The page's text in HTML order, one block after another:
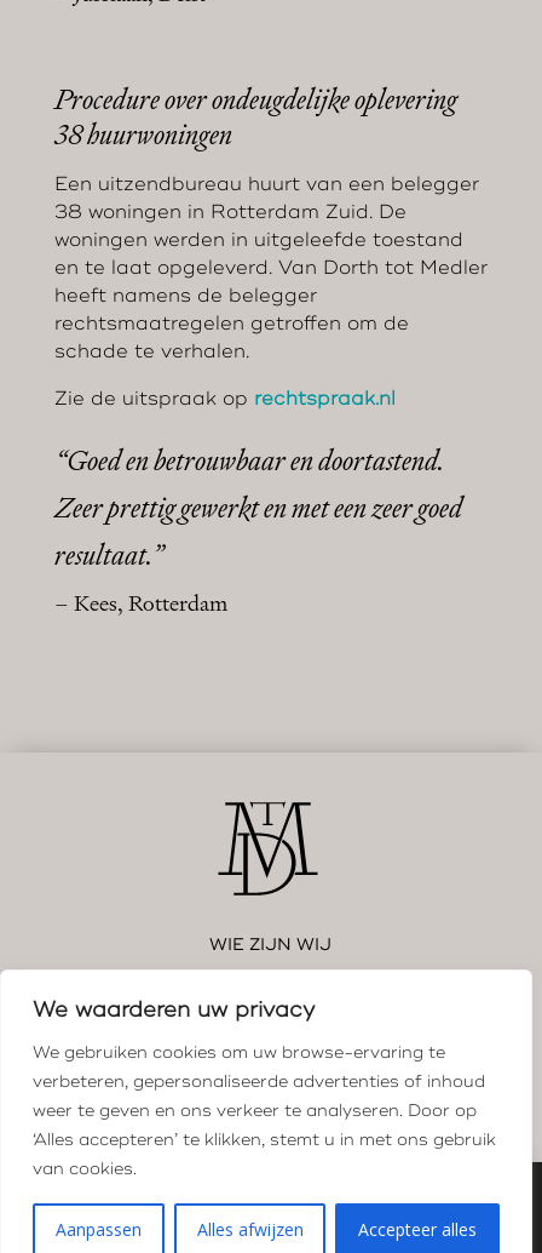
We waarderen uw privacy
We gebruiken cookies om uw browse-ervaring te
verbeteren, gepersonaliseerde advertenties of inhoud
weer te geven en ons verkeer te analyseren. Door op
‘Alles accepteren’ te klikken, stemt u in met ons gebruik
van cookies.
Aanpassen Alles afwijzen Accepteer alles
Procedure over ondeugdelijke oplevering
38 huurwoningen
Een uitzendbureau huurt van een belegger
38 woningen in Rotterdam Zuid. De
woningen werden in uitgeleefde toestand
en te laat opgeleverd. Van Dorth tot Medler
heeft namens de belegger
rechtsmaatregelen getroffen om de
schade te verhalen.
Zie de uitspraak op rechtspraak.nl
“Goed en betrouwbaar en doortastend.
Zeer prettig gewerkt en met een zeer goed
resultaat.”
– Kees, Rotterdam
WIE ZIJN WIJ
WAT DOEN WIJ
ONZE VISIE
CONTACT
Kantoor Klachtenregeling